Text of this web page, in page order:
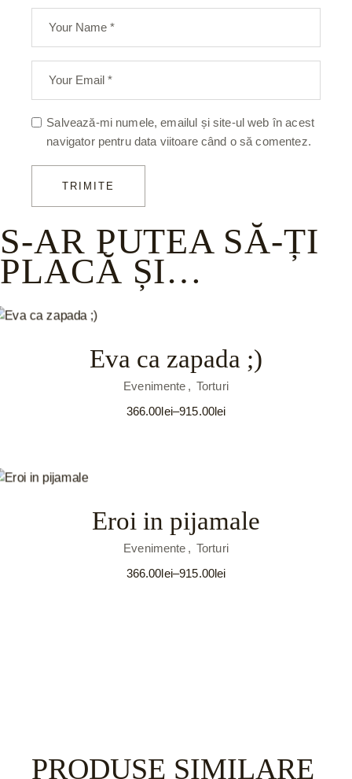
Salvează-mi numele, emailul și site-ul web în acest
navigator pentru data viitoare când o să comentez.
TRIMITE
S-AR PUTEA SĂ-ȚI
PLACĂ ȘI…
Eva ca zapada ;)
Evenimente
Torturi
366.00lei–915.00lei
Interval
Eroi in pijamale
Evenimente
Torturi
366.00lei–915.00lei
Interval
PRODUSE SIMILARE